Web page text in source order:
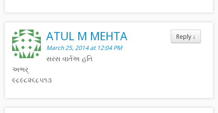
Reply ↓
ATUL M MEHTA
March 25, 2014 at 12:04 PM
સરસ વાર્તઅ હતિ
અભર્
૯૮૯૮૨૬૮૫૧૩